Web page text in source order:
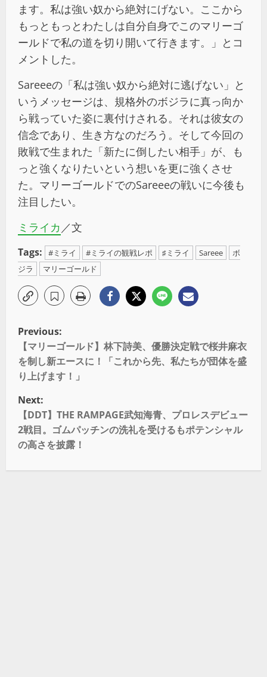
ます。私は強い奴から絶対にげない。ここから
もっともっとわたしは自分自身でこのマリーゴ
ールドで私の道を切り開いて行きます。」とコ
メントした。
Sareeeの「私は強い奴から絶対に逃げない」と
いうメッセージは、規格外のボジラに真っ向か
ら戦っていた姿に裏付けされる。それは彼女の
信念であり、生き方なのだろう。そして今回の
敗戦で生まれた「新たに倒したい相手」が、も
っと強くなりたいという想いを更に強くさせ
た。マリーゴールドでのSareeeの戦いに今後も
注目したい。
ミライカ ／文
Tags: #ミライ #ミライの観戦レポ ♯ミライ Sareee
ボ
ジラ
マリーゴールド
Previous:
【マリーゴールド】林下詩美、優勝決定戦で桜井麻衣
を制し新エースに！「これから先、私たちが団体を盛
り上げます！」
Next:
【DDT】THE RAMPAGE武知海青、プロレスデビュー
2戦目。ゴムパッチンの洗礼を受けるもポテンシャル
の高さを披露！